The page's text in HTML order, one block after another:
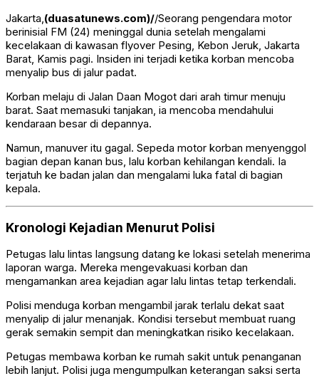
Jakarta,(duasatunews.com)//Seorang pengendara motor
berinisial FM (24) meninggal dunia setelah mengalami
kecelakaan di kawasan flyover Pesing, Kebon Jeruk, Jakarta
Barat, Kamis pagi. Insiden ini terjadi ketika korban mencoba
menyalip bus di jalur padat.
Korban melaju di Jalan Daan Mogot dari arah timur menuju
barat. Saat memasuki tanjakan, ia mencoba mendahului
kendaraan besar di depannya.
Namun, manuver itu gagal. Sepeda motor korban menyenggol
bagian depan kanan bus, lalu korban kehilangan kendali. Ia
terjatuh ke badan jalan dan mengalami luka fatal di bagian
kepala.
Kronologi Kejadian Menurut Polisi
Petugas lalu lintas langsung datang ke lokasi setelah menerima
laporan warga. Mereka mengevakuasi korban dan
mengamankan area kejadian agar lalu lintas tetap terkendali.
Polisi menduga korban mengambil jarak terlalu dekat saat
menyalip di jalur menanjak. Kondisi tersebut membuat ruang
gerak semakin sempit dan meningkatkan risiko kecelakaan.
Petugas membawa korban ke rumah sakit untuk penanganan
lebih lanjut. Polisi juga mengumpulkan keterangan saksi serta